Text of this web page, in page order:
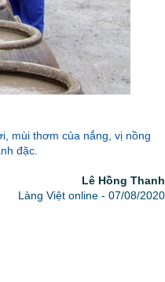
mùi thơm của nắng, vị nồng
đặc.
Lê Hồng Thanh
Làng Việt online - 07/08/2020